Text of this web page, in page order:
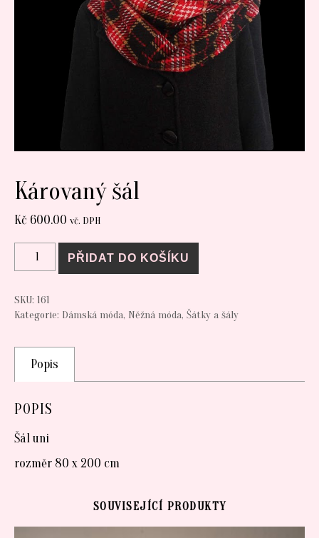
Károvaný šál
Kč 600.00 vč. DPH
Károvaný šál množství
PŘIDAT DO KOŠÍKU
SKU: 161
Kategorie: Dámská móda, Něžná móda, Šátky a šály
Popis
POPIS
Šál uni
rozměr 80 x 200 cm
SOUVISEJÍCÍ PRODUKTY